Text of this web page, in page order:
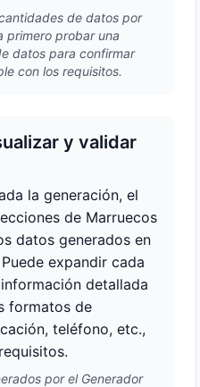
de datos por
primero probar una
datos para confirmar
con los requisitos.
y validar
la generación, el
de Marruecos
datos generados en
expandir cada
detallada
formatos de
teléfono, etc.,
por el Generador